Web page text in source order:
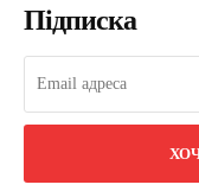
Підписка